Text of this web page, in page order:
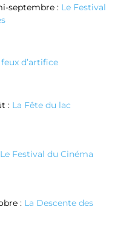
septembre : Le Festival
feux d’artifice
: La Fête du lac
Le Festival du Cinéma
: La Descente des